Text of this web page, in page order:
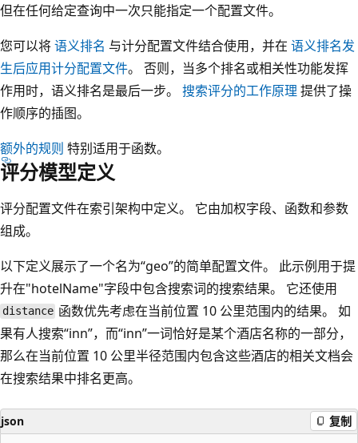
但在任何给定查询中一次只能指定一个配置文件。
您可以将语义排名 与计分配置文件结合使用，并在 语义排名发
生后应用计分配置文件。 否则，当多个排名或相关性功能发挥
作用时，语义排名是最后一步。 搜索评分的工作原理 提供了操
作顺序的插图。
额外的规则 特别适用于函数。
评分模型定义
评分配置文件在索引架构中定义。 它由加权字段、函数和参数
组成。
以下定义展示了一个名为“geo”的简单配置文件。 此示例用于提
升在"hotelName"字段中包含搜索词的搜索结果。 它还使用
distance 函数优先考虑在当前位置 10 公里范围内的结果。 如
果有人搜索“inn”，而“inn”一词恰好是某个酒店名称的一部分，
那么在当前位置 10 公里半径范围内包含这些酒店的相关文档会
在搜索结果中排名更高。
json 复制